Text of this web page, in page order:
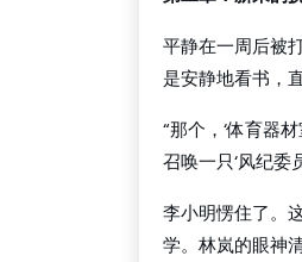
平静在一周后被
是安静地看书，
“那个，‘体育器
召唤一只‘风纪委
李小明愣住了。
学。林岚的眼神